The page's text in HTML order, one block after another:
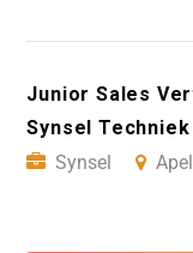
Junior Sales
Synsel
Synsel